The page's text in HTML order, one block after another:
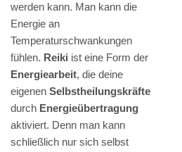
werden kann. Man kann die
Energie an
Temperaturschwankungen
fühlen. Reiki ist eine Form der
Energiearbeit, die deine
eigenen Selbstheilungskräfte
durch Energieübertragung
aktiviert. Denn man kann
schließlich nur sich selbst